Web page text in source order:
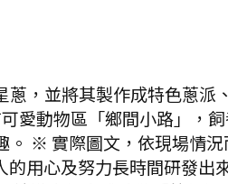
，並將其製作成特色蔥
愛動物區「鄉間小路」，
。 ※ 實際圖文，依現場情況
用心及努力長時間研發